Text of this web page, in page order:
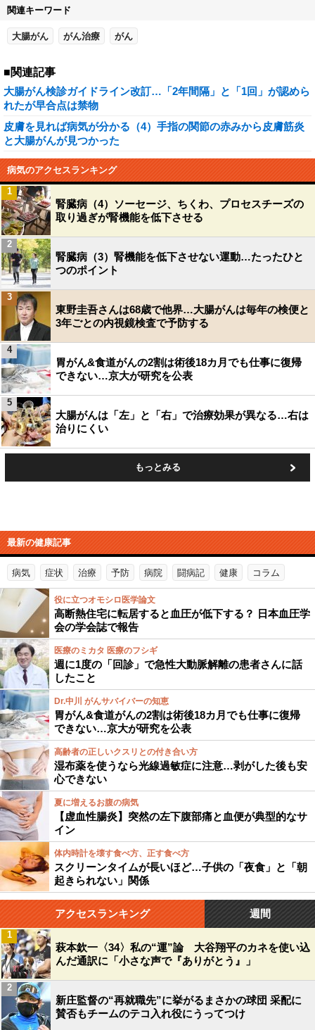
関連キーワード
大腸がん がん治療 がん
■関連記事
大腸がん検診ガイドライン改訂…「2年間隔」と「1回」が認めら
れたが早合点は禁物
皮膚を見れば病気が分かる（4）手指の関節の赤みから皮膚筋炎
と大腸がんが見つかった
病気のアクセスランキング
腎臓病（4）ソーセージ、ちくわ、プロセスチーズの
取り過ぎが腎機能を低下させる
1
腎臓病（3）腎機能を低下させない運動…たったひと
つのポイント
2
東野圭吾さんは68歳で他界…大腸がんは毎年の検便と
3年ごとの内視鏡検査で予防する
3
胃がん&食道がんの2割は術後18カ月でも仕事に復帰
できない…京大が研究を公表
4
大腸がんは「左」と「右」で治療効果が異なる…右は
治りにくい
5
もっとみる
最新の健康記事
病気 症状 治療 予防 病院 闘病記 健康 コラム
役に立つオモシロ医学論文
高断熱住宅に転居すると血圧が低下する？ 日本血圧学
会の学会誌で報告
医療のミカタ 医療のフシギ
週に1度の「回診」で急性大動脈解離の患者さんに話
したこと
Dr.中川 がんサバイバーの知恵
胃がん&食道がんの2割は術後18カ月でも仕事に復帰
できない…京大が研究を公表
高齢者の正しいクスリとの付き合い方
湿布薬を使うなら光線過敏症に注意…剥がした後も安
心できない
夏に増えるお腹の病気
【虚血性腸炎】突然の左下腹部痛と血便が典型的なサ
イン
体内時計を壊す食べ方、正す食べ方
スクリーンタイムが長いほど…子供の「夜食」と「朝
起きられない」関係
アクセスランキング 週間
萩本欽一〈34〉私の“運”論 大谷翔平のカネを使い込
んだ通訳に「小さな声で『ありがとう』」
1
新庄監督の“再就職先”に挙がるまさかの球団 采配に
賛否もチームのテコ入れ役にうってつけ
2